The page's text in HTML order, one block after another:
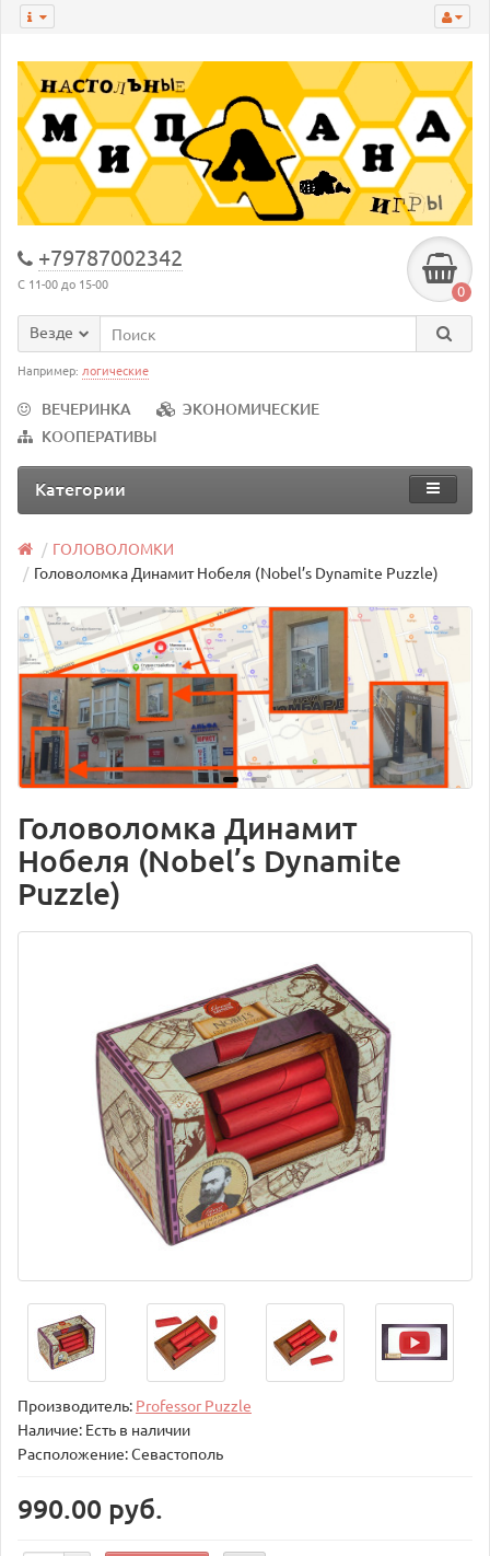
+79787002342
С 11-00 до 15-00 0
Везде
Например: логические
ВЕЧЕРИНКА
ЭКОНОМИЧЕСКИЕ
КООПЕРАТИВЫ
Категории
ГОЛОВОЛОМКИ
Головоломка Динамит Нобеля (Nobel’s Dynamite Puzzle)
Головоломка Динамит
Нобеля (Nobel’s Dynamite
Puzzle)
Производитель: Professor Puzzle
Наличие: Есть в наличии
Расположение: Севастополь
990.00 руб.